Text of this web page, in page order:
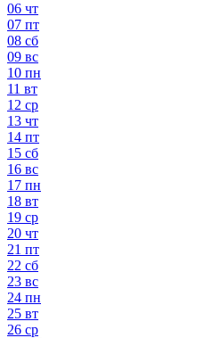
06 чт
07 пт
08 сб
09 вс
10 пн
11 вт
12 ср
13 чт
14 пт
15 сб
16 вс
17 пн
18 вт
19 ср
20 чт
21 пт
22 сб
23 вс
24 пн
25 вт
26 ср